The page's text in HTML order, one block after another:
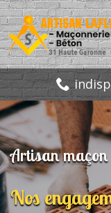
Artisan
Nos